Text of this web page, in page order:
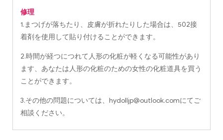
修理
1.まつげが落ちたり、皮膚が折れたりした場合は、502接
着剤を使用して貼り付けることができます。
2.時間が経つにつれて人形の化粧が軽くなる可能性があり
ます、あなたは人形の化粧のための女性の化粧道具を買う
ことができます。
3.その他の問題については、 hydolljp@outlook.comにてご
相談ください。